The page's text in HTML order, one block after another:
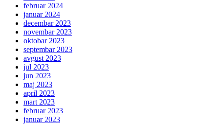
februar 2024
januar 2024
decembar 2023
novembar 2023
oktobar 2023
septembar 2023
avgust 2023
jul 2023
jun 2023
maj 2023
april 2023
mart 2023
februar 2023
januar 2023